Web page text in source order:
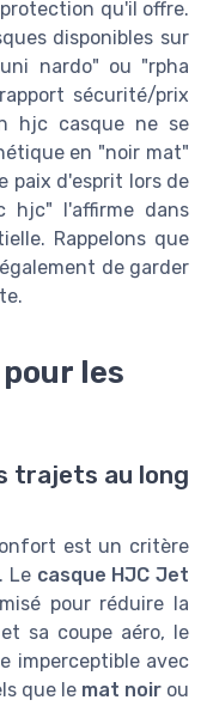
qu'il offre.
disponibles sur
nardo" ou "rpha
sécurité/prix
hjc casque ne se
en "noir mat"
paix d'esprit lors de
hjc" l'affirme dans
Rappelons que
de garder
les
trajets au long
est un critère
Le casque HJC Jet
pour réduire la
sa coupe aéro, le
imperceptible avec
que le mat noirou